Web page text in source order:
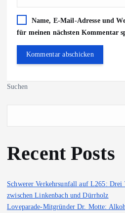
Name, E-Mail-Adresse und
für meinen nächsten Kommentar
Suchen
Recent Posts
Schwerer Verkehrsunfall auf L265:
zwischen Linkenbach und Dürrholz
Loveparade-Mitgründer Dr. Motte: